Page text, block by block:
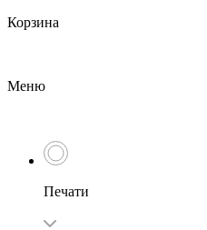
Корзина
Меню
Печати